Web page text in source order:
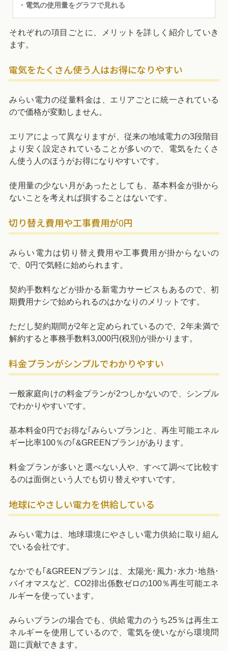
・電気の使用量をグラフで見れる
それぞれの項目ごとに、メリットを詳しく紹介していき
ます。
電気をたくさん使う人はお得になりやすい
みらい電力の従量料金は、エリアごとに統一されている
ので価格が変動しません。
エリアによって異なりますが、従来の地域電力の3段階目
より安く設定されていることが多いので、電気をたくさ
ん使う人のほうがお得になりやすいです。
使用量の少ない月があったとしても、基本料金が掛から
ないことを考えれば損することはないです。
切り替え費用や工事費用が0円
みらい電力は切り替え費用や工事費用が掛からないの
で、0円で気軽に始められます。
契約手数料などが掛かる新電力サービスもあるので、初
期費用ナシで始められるのはかなりのメリットです。
ただし契約期間が2年と定められているので、2年未満で
解約すると事務手数料3,000円(税別)が掛かります。
料金プランがシンプルでわかりやすい
一般家庭向けの料金プランが2つしかないので、シンプル
でわかりやすいです。
基本料金0円でお得な｢みらいプラン｣と、再生可能エネル
ギー比率100％の｢&GREENプラン｣があります。
料金プランが多いと選べない人や、すべて調べて比較す
るのは面倒という人でも切り替えやすいです。
地球にやさしい電力を供給している
みらい電力は、地球環境にやさしい電力供給に取り組ん
でいる会社です。
なかでも｢&GREENプラン｣は、太陽光･風力･水力･地熱･
バイオマスなど、CO2排出係数ゼロの100％再生可能エネ
ルギーを使っています。
みらいプランの場合でも、供給電力のうち25％は再生エ
ネルギーを使用しているので、電気を使いながら環境問
題に貢献できます。